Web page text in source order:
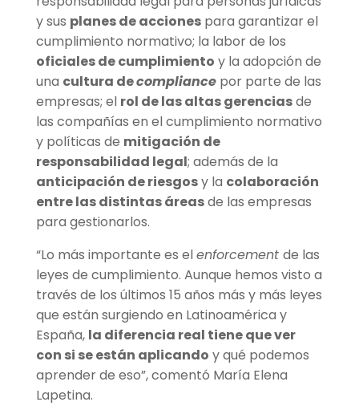
y sus planes de accionespara garantizar el
cumplimiento normativo; la labor de los
oficiales de cumplimiento y la adopción de
una cultura decompliancepor parte de las
empresas; el rol de las altas gerenciasde
las compañías en el cumplimiento normativo
y políticas de mitigación de
responsabilidad legal; además de la
anticipación de riesgosy la colaboración
entre las distintas áreasde las empresas
para gestionarlos.
“Lo más importante es elenforcement de las
leyes de cumplimiento. Aunque hemos visto a
través de los últimos 15 años más y más leyes
que están surgiendo en Latinoamérica y
España, la diferencia real tiene que ver
con si se están aplicando y qué podemos
aprender de eso”, comentó María Elena
Lapetina.